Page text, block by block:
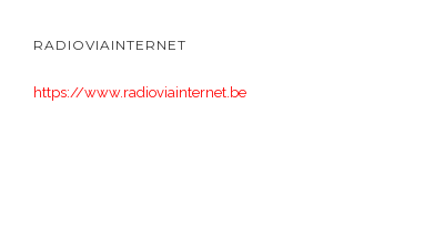
RADIOVIAINTERNET
https://www.radioviainternet.be